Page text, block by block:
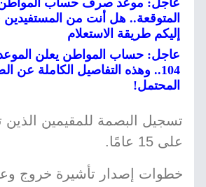
عاجل: موعد صرف حساب المواطن
إليكم طريقة الاستعلام
عاجل: حساب المواطن يعلن
104.. وهذه التفاصيل الكاملة عن
المحتمل!
تسجيل البصمة للمقيمين الذين
على 15 عامًا.
خطوات إصدار تأشيرة خروج